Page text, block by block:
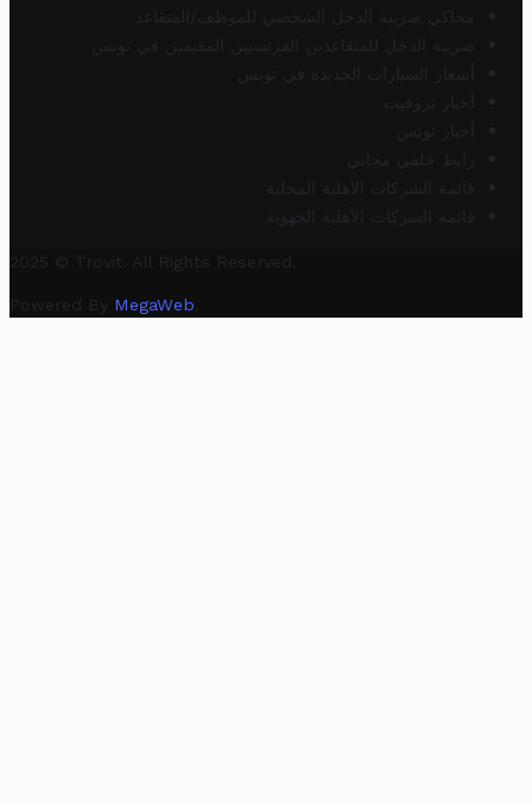
محاكي ضريبة الدخل الشخصي للموظف/المتقاعد
ضريبة الدخل للمتقاعدين الفرنسيين المقيمين في تونس
أسعار السيارات الجديدة في تونس
أخبار تروفيت
أخبار تونس
رابط خلفي مجاني
قائمة الشركات الأهلية المحلية
قائمة الشركات الأهلية الجهوية
2025 © Trovit. All Rights Reserved.
Powered By MegaWeb